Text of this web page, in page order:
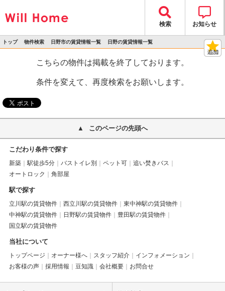
検索 お知らせ
トップ 物件検索 日野市の賃貸情報一覧 日野の賃貸情報一覧
こちらの物件は掲載を終了しております。
条件を変えて、再度検索をお願いします。
このページの先頭へ
こだわり条件で探す
新築 駅徒歩5分 バストイレ別 ペット可
追い焚きバス
オートロック
角部屋
駅で探す
立川駅の賃貸物件 西立川駅の賃貸物件
東中神駅の賃貸物件
中神駅の賃貸物件
日野駅の賃貸物件
豊田駅の賃貸物件
国立駅の賃貸物件
当社について
トップページ オーナー様へ スタッフ紹介
インフォメーション
お客様の声
採用情報 豆知識 会社概要 お問合せ